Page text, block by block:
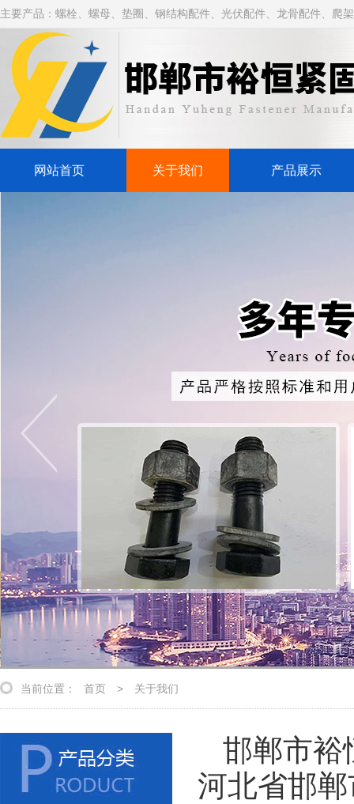
主要产品：螺栓、螺母、垫圈、钢结构配件、光伏配件、龙骨配件、爬
网站首页 关于我们 产品展示
当前位置： 首页 > 关于我们
邯郸市裕
河北省邯